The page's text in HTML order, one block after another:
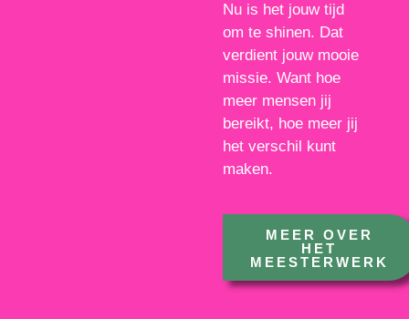
Nu is het jouw tijd
om te shinen. Dat
verdient jouw mooie
missie. Want hoe
meer mensen jij
bereikt, hoe meer jij
het verschil kunt
maken.
MEER OVER
HET
MEESTERWERK